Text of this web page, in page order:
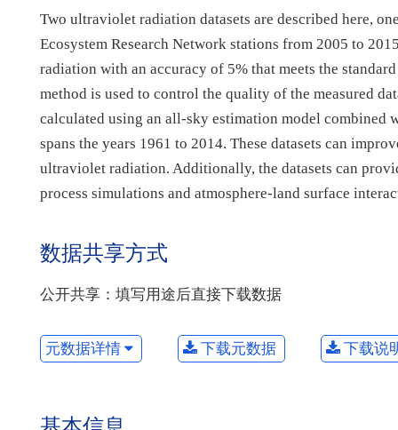
Two ultraviolet radiation datasets are described here,
Ecosystem Research Network stations from 2005 to
radiation with an accuracy of 5% that meets the
method is used to control the quality of the measured
calculated using an all-sky estimation model
spans the years 1961 to 2014. These datasets can
ultraviolet radiation. Additionally, the datasets can
process simulations and atmosphere-land surface
数据共享方式
公开共享：填写用途后直接下载数据
元数据详情 下载元数据 下载说